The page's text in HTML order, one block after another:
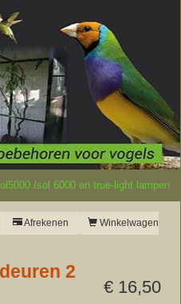
/sol 6000 en true-light lampen
Winkelwagen
Afrekenen
€ 16,50
2